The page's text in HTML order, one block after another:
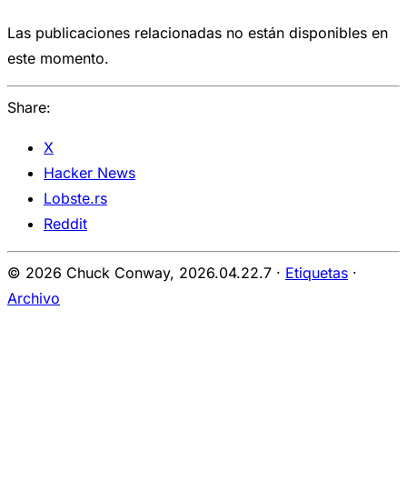
Las publicaciones relacionadas no están disponibles en
este momento.
Share:
X
Hacker News
Lobste.rs
Reddit
© 2026 Chuck Conway, 2026.04.22.7 · Etiquetas ·
Archivo